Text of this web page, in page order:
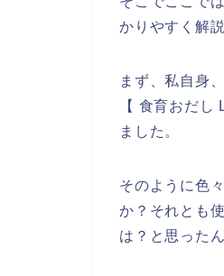
かりやすく解
まず、私自身
【 食育おだ
ました。
そのように色
か？それとも
は？と思った